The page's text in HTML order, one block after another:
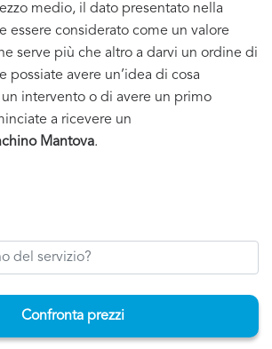
medio, il dato presentato nella
essere considerato come un valore
serve più che altro a darvi un ordine di
possiate avere un’idea di cosa
intervento o di avere un primo
a ricevere un
Mantova.
Confronta prezzi